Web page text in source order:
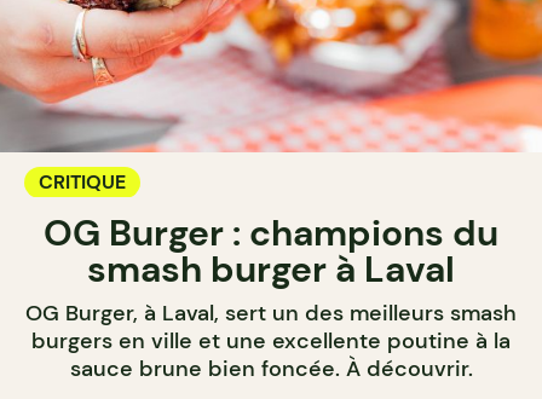
CRITIQUE
OG Burger : champions du
smash burger à Laval
OG Burger, à Laval, sert un des meilleurs smash
burgers en ville et une excellente poutine à la
sauce brune bien foncée. À découvrir.